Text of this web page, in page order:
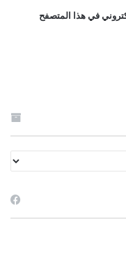
في هذا المتصفح